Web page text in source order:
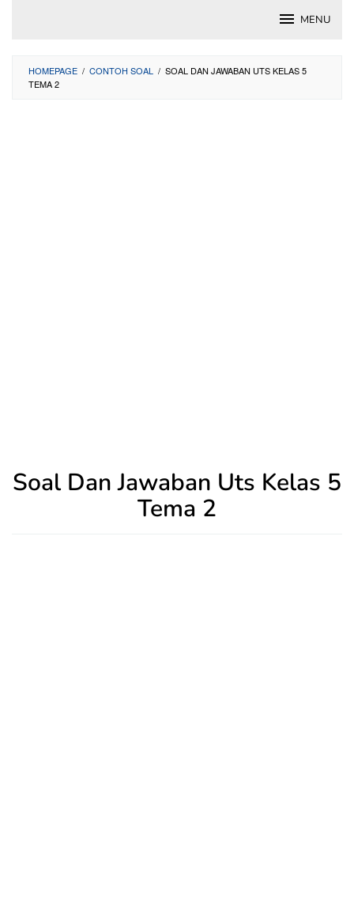
MENU
HOMEPAGE / CONTOH SOAL / SOAL DAN JAWABAN UTS KELAS 5
TEMA 2
Soal Dan Jawaban Uts Kelas 5
Tema 2